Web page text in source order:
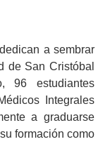
a sembrar
de San Cristóbal
96 estudiantes
Integrales
a graduarse
formación como